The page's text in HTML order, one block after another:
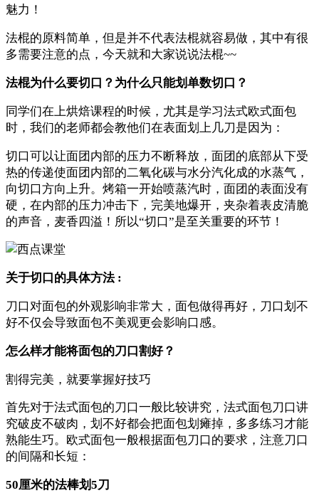
魅力！
法棍的原料简单，但是并不代表法棍就容易做，其中有很
多需要注意的点，今天就和大家说说法棍~~
法棍为什么要切口？为什么只能划单数切口？
同学们在上烘焙课程的时候，尤其是学习法式欧式面包
时，我们的老师都会教他们在表面划上几刀是因为：
切口可以让面团内部的压力不断释放，面团的底部从下受
热的传递使面团内部的二氧化碳与水分汽化成的水蒸气，
向切口方向上升。烤箱一开始喷蒸汽时，面团的表面没有
硬，在内部的压力冲击下，完美地爆开，夹杂着表皮清脆
的声音，麦香四溢！所以“切口”是至关重要的环节！
关于切口的具体方法 :
刀口对面包的外观影响非常大，面包做得再好，刀口划不
好不仅会导致面包不美观更会影响口感。
怎么样才能将面包的刀口割好？
割得完美，就要掌握好技巧
首先对于法式面包的刀口一般比较讲究，法式面包刀口讲
究破皮不破肉，划不好都会把面包划瘫掉，多多练习才能
熟能生巧。欧式面包一般根据面包刀口的要求，注意刀口
的间隔和长短：
50厘米的法棒划5刀